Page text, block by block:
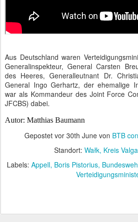
Aus Deutschland waren
Generalinspekteur, General Carsten
des Heeres, Generalleutnant Dr.
General Ingo Gerhartz, der ehemalige
war als Kommandeur des Joint Force
JFCBS) dabei.
Autor: Matthias Baumann
Gepostet vor 30th Junevon BTB
Standort: Wałk, Kreis
Labels: Appell Boris Pistorius